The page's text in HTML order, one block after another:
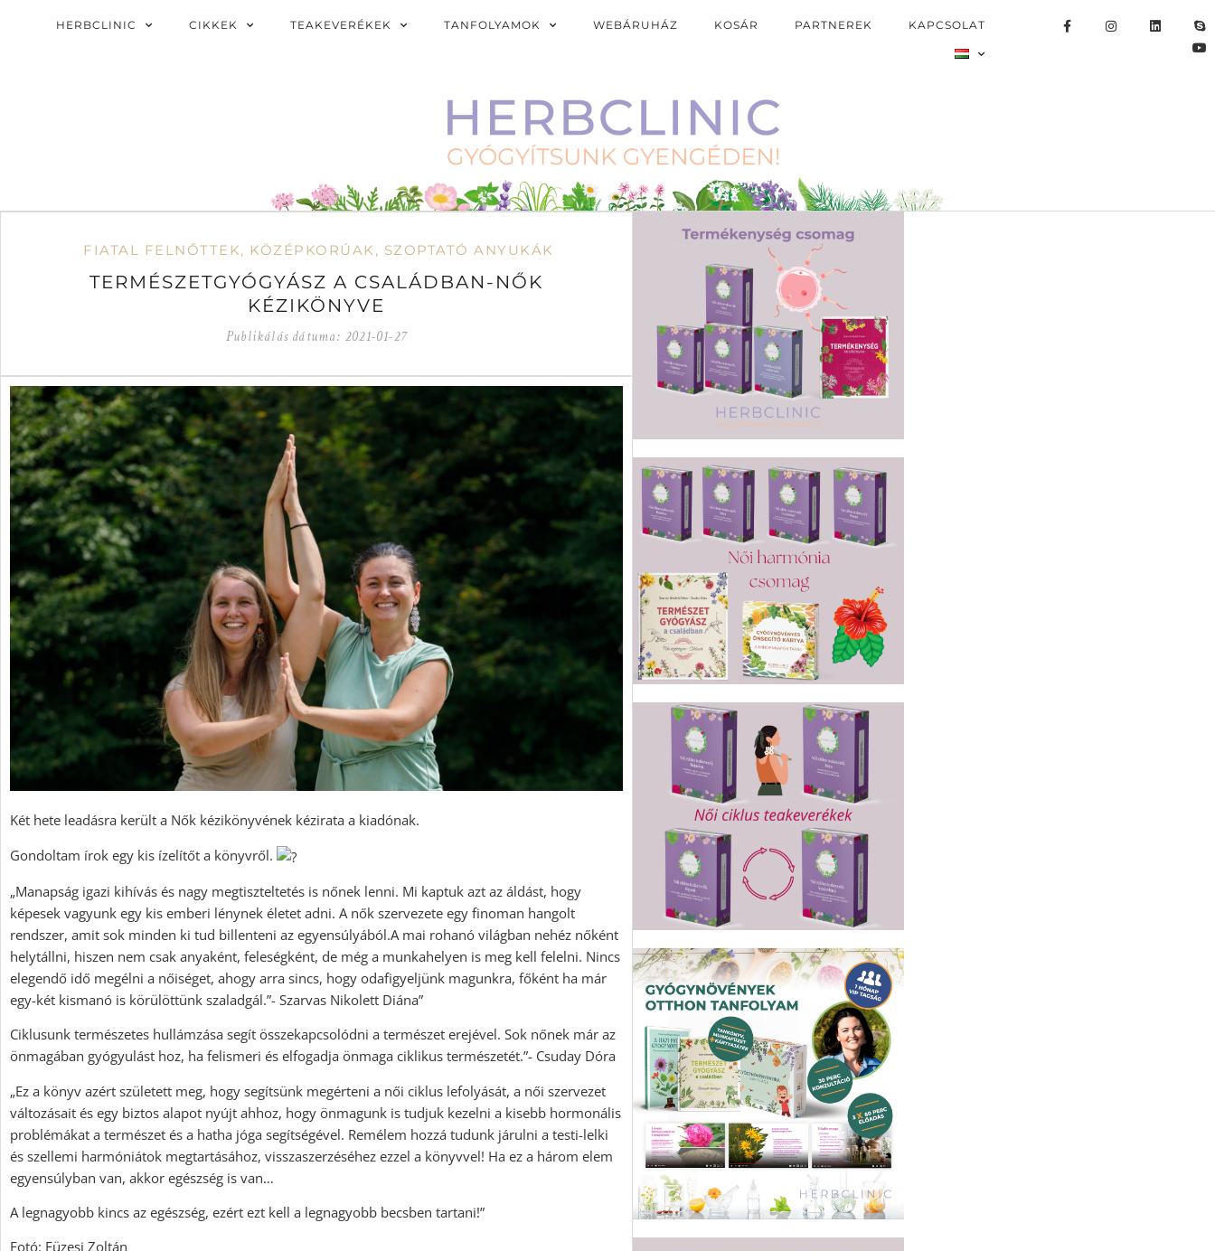
HERBCLINIC CIKKEK TEAKEVERÉKEK TANFOLYAMOK WEBÁRUHÁZ KOSÁR PARTNEREK KAPCSOLAT
FIATAL FELNŐTTEK, KÖZÉPKORÚAK , SZOPTATÓ ANYUKÁK
TERMÉSZETGYÓGYÁSZ A CSALÁDBAN-NŐK
KÉZIKÖNYVE
Publikálás dátuma: 2021-01-27
Két hete leadásra került a Nők kézikönyvének kézirata a kiadónak.
Gondoltam írok egy kis ízelítőt a könyvről.
„Manapság igazi kihívás és nagy megtiszteltetés is nőnek lenni. Mi kaptuk azt az áldást, hogy
képesek vagyunk egy kis emberi lénynek életet adni. A nők szervezete egy finoman hangolt
rendszer, amit sok minden ki tud billenteni az egyensúlyából.A mai rohanó világban nehéz nőként
helytállni, hiszen nem csak anyaként, feleségként, de még a munkahelyen is meg kell felelni. Nincs
elegendő idő megélni a nőiséget, ahogy arra sincs, hogy odafigyeljünk magunkra, főként ha már
egy-két kismanó is körülöttünk szaladgál.”- Szarvas Nikolett Diána”
Ciklusunk természetes hullámzása segít összekapcsolódni a természet erejével. Sok nőnek már az
önmagában gyógyulást hoz, ha felismeri és elfogadja önmaga ciklikus természetét.”- Csuday Dóra
„Ez a könyv azért született meg, hogy segítsünk megérteni a női ciklus lefolyását, a női szervezet
változásait és egy biztos alapot nyújt ahhoz, hogy önmagunk is tudjuk kezelni a kisebb hormonális
problémákat a természet és a hatha jóga segítségével. Remélem hozzá tudunk járulni a testi-lelki
és szellemi harmóniátok megtartásához, visszaszerzéséhez ezzel a könyvvel! Ha ez a három elem
egyensúlyban van, akkor egészség is van…
A legnagyobb kincs az egészség, ezért ezt kell a legnagyobb becsben tartani!”
Fotó: Füzesi Zoltán